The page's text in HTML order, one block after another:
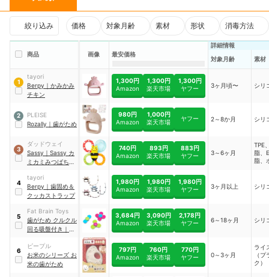
絞り込み 価格 対象月齢 素材 形状 消毒方法
商品 画像 最安価格
詳細情報
対象月齢
素材
1
tayori
Berpy ｜ かみかみ
チキン
1,300円
Amazon
1,300円
楽天市場
1,300円
ヤフー
3ヶ月頃〜 シリ
2
PLEISE
Rozally ｜ 歯がため
980円
Amazon
1,000円
楽天市場
ヤフー 2～8か月 シリ
3
ダッドウェイ
Sassy ｜ Sassy カ
ミカミみつばち
740円
Amazon
893円
楽天市場
883円
ヤフー
3～6ヶ月
TPE
脂、
脂、
4
tayori
Berpy ｜ 歯固め＆
クッカストラップ
1,980円
Amazon
1,980円
楽天市場
1,980円
ヤフー
3ヶ月以上 シリ
5
Fat Brain Toys
歯がため クルクル
回る吸盤付き ｜
3,684円
Amazon
3,090円
楽天市場
2,178円
ヤフー
6～18ヶ月 シリ
6
ピープル
お米のシリーズ お
米の歯がため
797円
Amazon
760円
楽天市場
770円
ヤフー
0～3ヶ月
ライ
（
ク）